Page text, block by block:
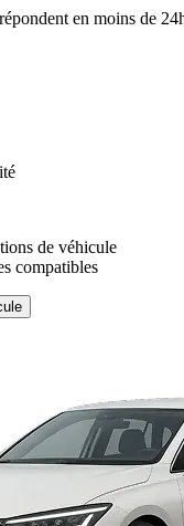
en moins de
de véhicule
compatibles